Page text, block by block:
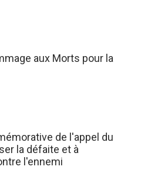
aux Morts pour la
de l'appel du
la défaite et à
l'ennemi